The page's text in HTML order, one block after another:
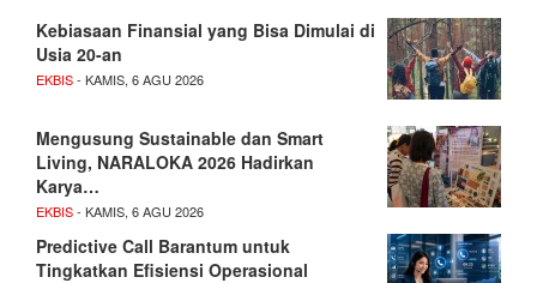
Kebiasaan Finansial yang Bisa Dimulai di
Usia 20-an
EKBIS- KAMIS, 6 AGU 2026
Mengusung Sustainable dan Smart
Living, NARALOKA 2026 Hadirkan
Karya…
EKBIS- KAMIS, 6 AGU 2026
Predictive Call Barantum untuk
Tingkatkan Efisiensi Operasional